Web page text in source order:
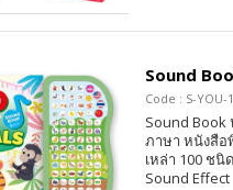
Sound
Code : S-YOU-
Sound Book
ภาษา หนังสือ
เหล่า 100 ชนิ
Sound Effect